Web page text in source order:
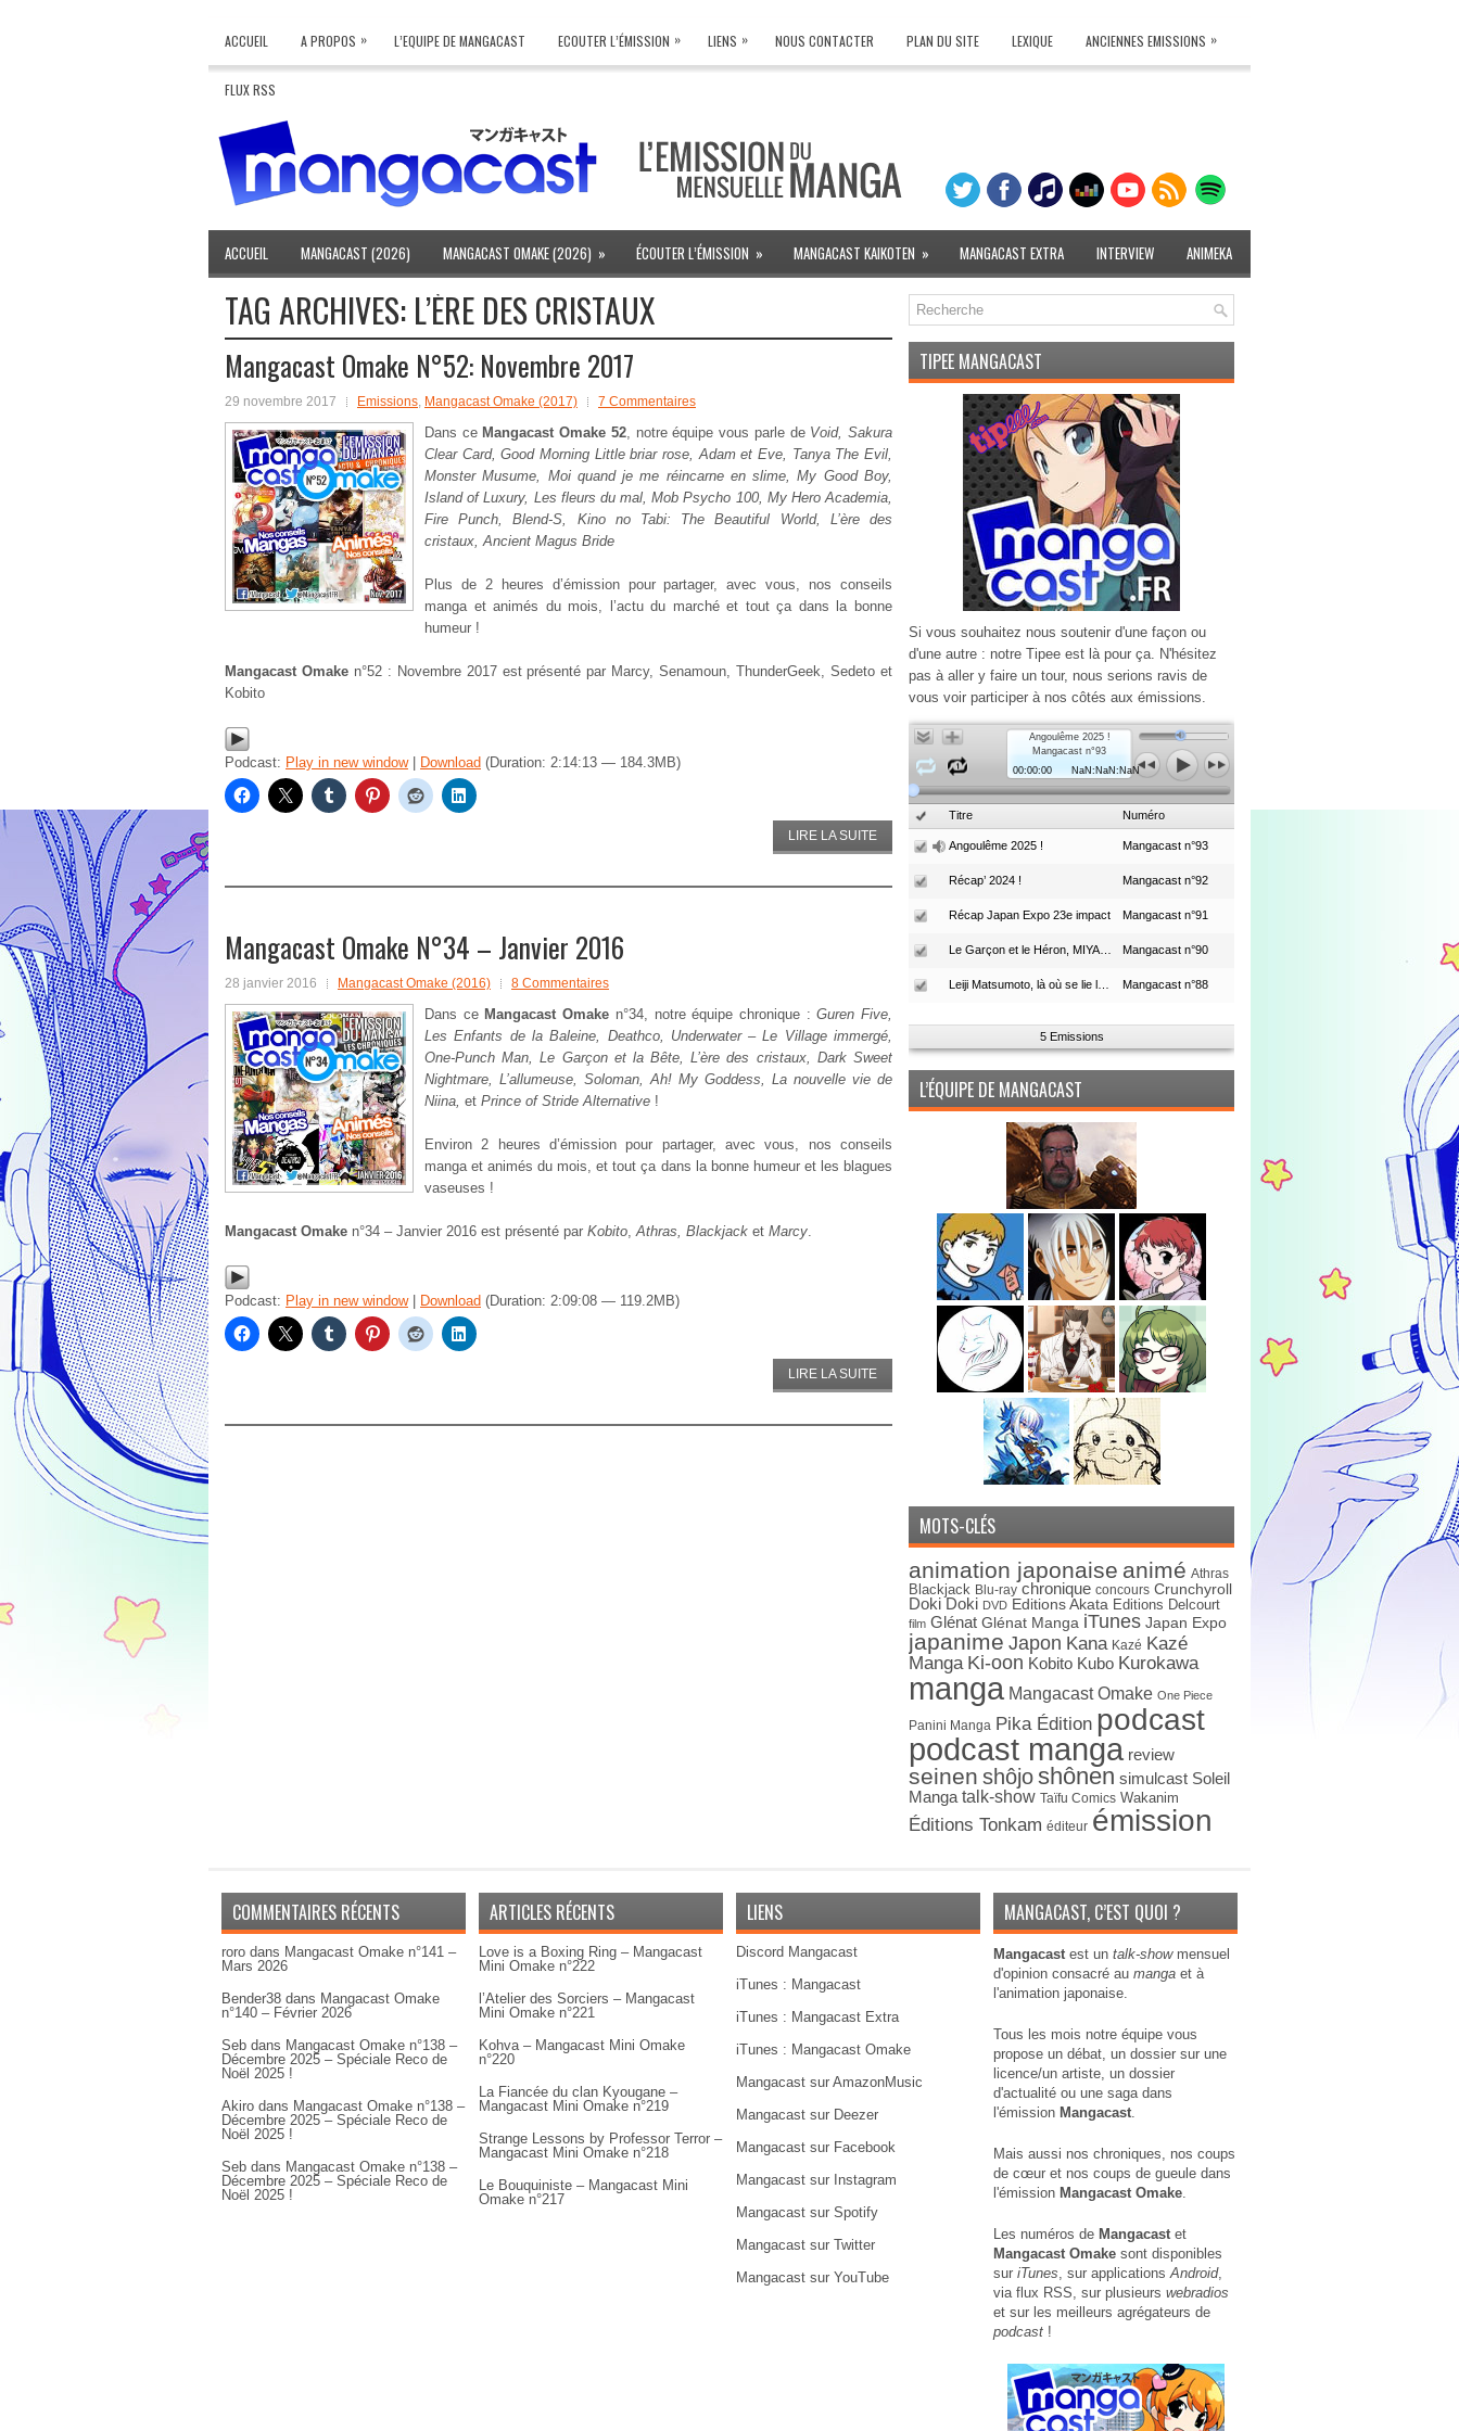
ACCUEIL A PROPOS » L’EQUIPE DE MANGACAST ECOUTER L’ÉMISSION » LIENS » NOUS CONTACTER PLAN DU SITE LEXIQUE ANCIENNES EMISSIONS »
FLUX RSS
ACCUEIL MANGACAST (2026) MANGACAST OMAKE (2026) » ÉCOUTER L’ÉMISSION » MANGACAST KAIKOTEN » MANGACAST EXTRA INTERVIEW ANIMEKA
TAG ARCHIVES: L’ÈRE DES CRISTAUX
Mangacast Omake N°52: Novembre 2017
29 novembre 2017 Emissions, Mangacast Omake (2017) 7 Commentaires
Dans ce Mangacast Omake 52, notre équipe vous parle deVoid, Sakura
Clear Card, Good Morning Little briar rose, Adam et Eve, Tanya The Evil,
Monster Musume, Moi quand je me réincarne en slime, My Good Boy,
Island of Luxury, Les fleurs du mal, Mob Psycho 100, My Hero Academia,
Fire Punch, Blend-S, Kino no Tabi: The Beautiful World, L’ère des
cristaux, Ancient Magus Bride
Plus de 2 heures d’émission pour partager, avec vous, nos conseils
manga et animés du mois, l’actu du marché et tout ça dans la bonne
humeur !
Mangacast Omake n°52 : Novembre 2017 est présenté par Marcy, Senamoun, ThunderGeek, Sedeto et
Kobito
Podcast: Play in new window| Download (Duration: 2:14:13 — 184.3MB)
LIRE LA SUITE
Mangacast Omake N°34 – Janvier 2016
28 janvier 2016 Mangacast Omake (2016) 8 Commentaires
Dans ce Mangacast Omake n°34, notre équipe chronique :Guren Five,
Les Enfants de la Baleine, Deathco, Underwater – Le Village immergé,
One-Punch Man, Le Garçon et la Bête, L’ère des cristaux, Dark Sweet
Nightmare, L’allumeuse, Soloman, Ah! My Goddess, La nouvelle vie de
Niina, et Prince of Stride Alternative !
Environ 2 heures d’émission pour partager, avec vous, nos conseils
manga et animés du mois, et tout ça dans la bonne humeur et les blagues
vaseuses !
Mangacast Omake n°34 – Janvier 2016 est présenté par Kobito,Athras, Blackjack et Marcy.
Podcast: Play in new window| Download (Duration: 2:09:08 — 119.2MB)
LIRE LA SUITE
TIPEE MANGACAST
Si vous souhaitez nous soutenir d'une façon ou
d'une autre : notre Tipee est là pour ça. N'hésitez
pas à aller y faire un tour, nous serions ravis de
vous voir participer à nos côtés aux émissions.
Angoulême 2025 !
Mangacast n°93
00:00:00
NaN:NaN:NaN
Titre Numéro
Angoulême 2025 ! Mangacast n°93
Récap’ 2024 ! Mangacast n°92
Récap Japan Expo 23e impact Mangacast n°91
Mangacast n°90
Mangacast n°88
5 Emissions
L’ÉQUIPE DE MANGACAST
MOTS-CLÉS
animation japonaise animé Athras
Blackjack Blu-ray chronique concours Crunchyroll
Doki Doki DVD Editions Akata Editions Delcourt
film Glénat Glénat Manga iTunes Japan Expo
japanime Japon Kana Kazé Kazé
Manga Ki-oon Kobito Kubo Kurokawa
manga Mangacast Omake One Piece
Panini Manga Pika Édition podcast
podcast manga review
seinen shôjoshônen simulcast Soleil
Manga talk-show Taïfu Comics Wakanim
Éditions Tonkam éditeur émission
COMMENTAIRES RÉCENTS
roro dans Mangacast Omake n°141 –
Mars 2026
Bender38 dans Mangacast Omake
n°140 – Février 2026
Seb dans Mangacast Omake n°138 –
Décembre 2025 – Spéciale Reco de
Noël 2025 !
Akiro dans Mangacast Omake n°138 –
Décembre 2025 – Spéciale Reco de
Noël 2025 !
Seb dans Mangacast Omake n°138 –
Décembre 2025 – Spéciale Reco de
Noël 2025 !
ARTICLES RÉCENTS
Love is a Boxing Ring – Mangacast
Mini Omake n°222
l’Atelier des Sorciers – Mangacast
Mini Omake n°221
Kohva – Mangacast Mini Omake
n°220
La Fiancée du clan Kyougane –
Mangacast Mini Omake n°219
Strange Lessons by Professor Terror –
Mangacast Mini Omake n°218
Le Bouquiniste – Mangacast Mini
Omake n°217
LIENS
Discord Mangacast
iTunes : Mangacast
iTunes : Mangacast Extra
iTunes : Mangacast Omake
Mangacast sur AmazonMusic
Mangacast sur Deezer
Mangacast sur Facebook
Mangacast sur Instagram
Mangacast sur Spotify
Mangacast sur Twitter
Mangacast sur YouTube
MANGACAST, C’EST QUOI ?
Mangacastest un talk-showmensuel
d'opinion consacré au manga et à
l'animation japonaise.
Tous les mois notre équipe vous
propose un débat, un dossier sur une
licence/un artiste, un dossier
d'actualité ou une saga dans
l'émission Mangacast.
Mais aussi nos chroniques, nos coups
de cœur et nos coups de gueule dans
l'émission Mangacast Omake.
Les numéros de Mangacastet
Mangacast Omake sont disponibles
sur iTunes, sur applicationsAndroid,
via flux RSS, sur plusieurs webradios
et sur les meilleurs agrégateurs de
podcast !